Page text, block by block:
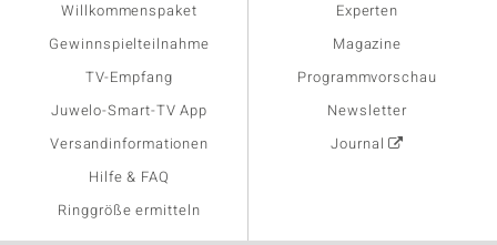
Willkommenspaket
Gewinnspielteilnahme
TV-Empfang
Juwelo-Smart-TV App
Versandinformationen
Hilfe & FAQ
Ringgröße ermitteln
Experten
Magazine
Programmvorschau
Newsletter
Journal